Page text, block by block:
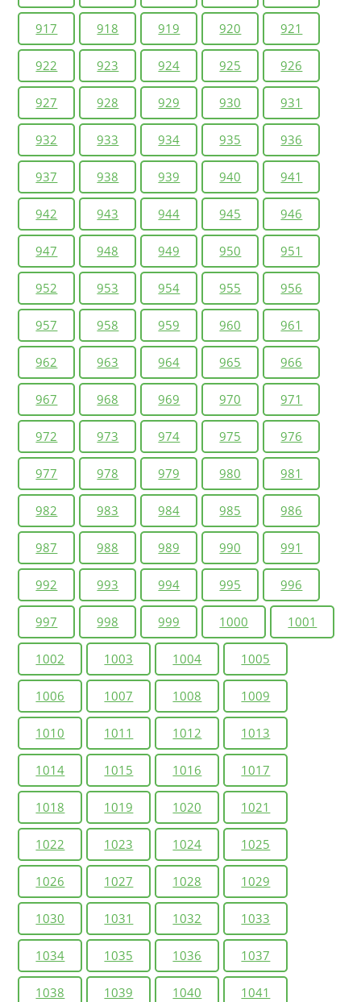
917 918 919 920 921
922 923 924 925 926
927 928 929 930 931
932 933 934 935 936
937 938 939 940 941
942 943 944 945 946
947 948 949 950 951
952 953 954 955 956
957 958 959 960 961
962 963 964 965 966
967 968 969 970 971
972 973 974 975 976
977 978 979 980 981
982 983 984 985 986
987 988 989 990 991
992 993 994 995 996
997 998 999 1000 1001
1002 1003 1004 1005
1006 1007 1008 1009
1010 1011 1012 1013
1014 1015 1016 1017
1018 1019 1020 1021
1022 1023 1024 1025
1026 1027 1028 1029
1030 1031 1032 1033
1034 1035 1036 1037
1038 1039 1040 1041